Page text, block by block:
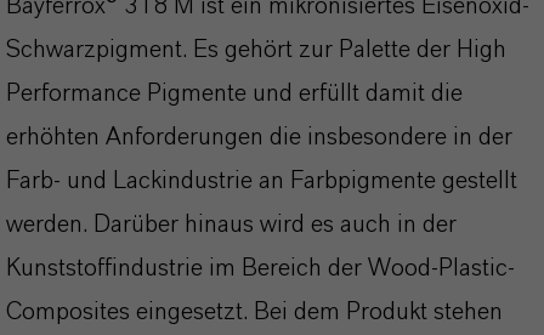
Bayferrox® 318 M ist ein mikronisiertes Eisenoxid-
Schwarzpigment. Es gehört zur Palette der High
Performance Pigmente und erfüllt damit die
erhöhten Anforderungen die insbesondere in der
Farb- und Lackindustrie an Farbpigmente gestellt
werden. Darüber hinaus wird es auch in der
Kunststoffindustrie im Bereich der Wood-Plastic-
Composites eingesetzt. Bei dem Produkt stehen